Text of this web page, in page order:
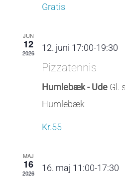
Gratis
JUN
12
2026 12. juni 17:00-19:30
Pizzatennis
Humlebæk - Ude Gl.
Humlebæk
Kr.55
MAJ
16
2026 16. maj 11:00-17:30